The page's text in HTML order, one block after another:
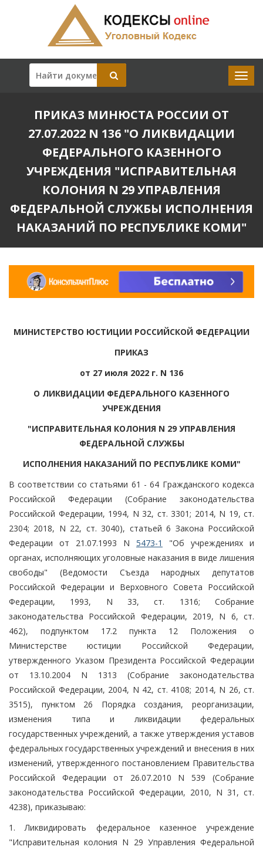
ПРИКАЗ МИНЮСТА РОССИИ ОТ
27.07.2022 N 136 "О ЛИКВИДАЦИИ
ФЕДЕРАЛЬНОГО КАЗЕННОГО
УЧРЕЖДЕНИЯ "ИСПРАВИТЕЛЬНАЯ
КОЛОНИЯ N 29 УПРАВЛЕНИЯ
ФЕДЕРАЛЬНОЙ СЛУЖБЫ ИСПОЛНЕНИЯ
НАКАЗАНИЙ ПО РЕСПУБЛИКЕ КОМИ"
МИНИСТЕРСТВО ЮСТИЦИИ РОССИЙСКОЙ ФЕДЕРАЦИИ
ПРИКАЗ
от 27 июля 2022 г. N 136
О ЛИКВИДАЦИИ ФЕДЕРАЛЬНОГО КАЗЕННОГО
УЧРЕЖДЕНИЯ
"ИСПРАВИТЕЛЬНАЯ КОЛОНИЯ N 29 УПРАВЛЕНИЯ
ФЕДЕРАЛЬНОЙ СЛУЖБЫ
ИСПОЛНЕНИЯ НАКАЗАНИЙ ПО РЕСПУБЛИКЕ КОМИ"
В соответствии со статьями 61 - 64 Гражданского кодекса
Российской Федерации (Собрание законодательства
Российской Федерации, 1994, N 32, ст. 3301; 2014, N 19, ст.
2304; 2018, N 22, ст. 3040), статьей 6 Закона Российской
Федерации от 21.07.1993 N 5473-1
"Об учреждениях и
органах, исполняющих уголовные наказания в виде лишения
свободы" (Ведомости Съезда народных депутатов
Российской Федерации и Верховного Совета Российской
Федерации, 1993, N 33, ст. 1316; Собрание
законодательства Российской Федерации, 2019, N 6, ст.
462), подпунктом 17.2 пункта 12 Положения о
Министерстве юстиции Российской Федерации,
утвержденного Указом Президента Российской Федерации
от 13.10.2004 N 1313 (Собрание законодательства
Российской Федерации, 2004, N 42, ст. 4108; 2014, N 26, ст.
3515), пунктом 26 Порядка создания, реорганизации,
изменения типа и ликвидации федеральных
государственных учреждений, а также утверждения уставов
федеральных государственных учреждений и внесения в них
изменений, утвержденного постановлением Правительства
Российской Федерации от 26.07.2010 N 539 (Собрание
законодательства Российской Федерации, 2010, N 31, ст.
4238), приказываю:
1. Ликвидировать федеральное казенное учреждение
"Исправительная колония N 29 Управления Федеральной